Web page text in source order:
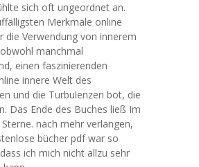
sich oft ungeordnet an.
Merkmale online
die Verwendung von innerem
manchmal
einen faszinierenden
innere Welt des
und die Turbulenzen bot, die
Das Ende des Buches ließ Im
nach mehr verlangen,
bücher pdf war so
ich mich nicht allzu sehr